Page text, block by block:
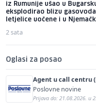
iz Rumunije ušao u
eksplodirao blizu
letjelice uočene i u
2 sata
Oglasi za posao
Agent u call centru
Poslovne novine
Prijava do: 21.08.2026. u